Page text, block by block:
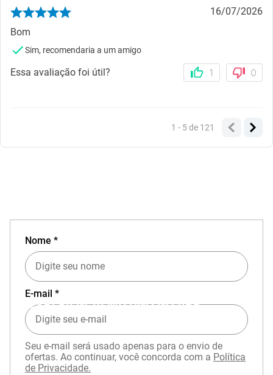
16/07/2026
Bom
Sim, recomendaria a um amigo
Essa avaliação foi útil? 1 0
1 - 5de 121
EXPERIÊNCIA MIZUNO NO APP
Nome *
E-mail *
Seu e-mail será usado apenas para o envio de
ofertas. Ao continuar, você concorda com a Política
de Privacidade.